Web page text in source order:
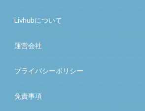
Livhubについて
運営会社
プライバシーポリシー
免責事項